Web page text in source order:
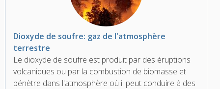
Dioxyde de soufre: gaz de l'atmosphère
terrestre
Le dioxyde de soufre est produit par des éruptions
volcaniques ou par la combustion de biomasse et
pénètre dans l'atmosphère où il peut conduire à des